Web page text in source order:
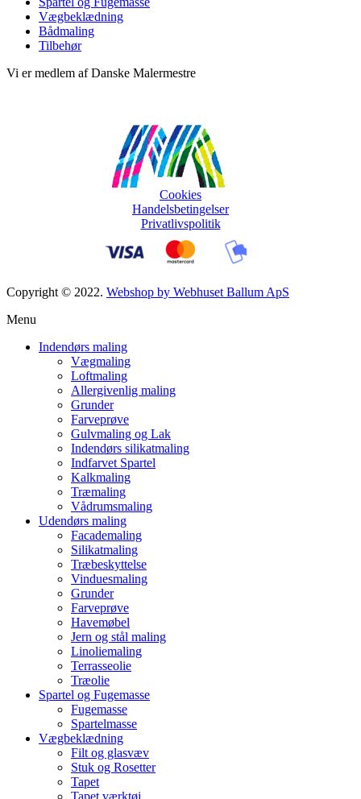
Vægbeklædning
Bådmaling
Tilbehør
Vi er medlem af Danske Malermestre
Cookies
Handelsbetingelser
Privatlivspolitik
Copyright © 2022. Webshop by Webhuset Ballum ApS
Menu
Indendørs maling
Vægmaling
Loftmaling
Allergivenlig maling
Grunder
Farveprøve
Gulvmaling og Lak
Indendørs silikatmaling
Indfarvet Spartel
Kalkmaling
Træmaling
Vådrumsmaling
Udendørs maling
Facademaling
Silikatmaling
Træbeskyttelse
Vinduesmaling
Grunder
Farveprøve
Havemøbel
Jern og stål maling
Linoliemaling
Terrasseolie
Træolie
Spartel og Fugemasse
Fugemasse
Spartelmasse
Vægbeklædning
Filt og glasvæv
Stuk og Rosetter
Tapet
Tapet værktøj